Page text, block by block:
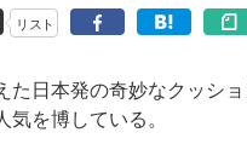
リスト
日本発の奇妙なクッシ
気を博している。